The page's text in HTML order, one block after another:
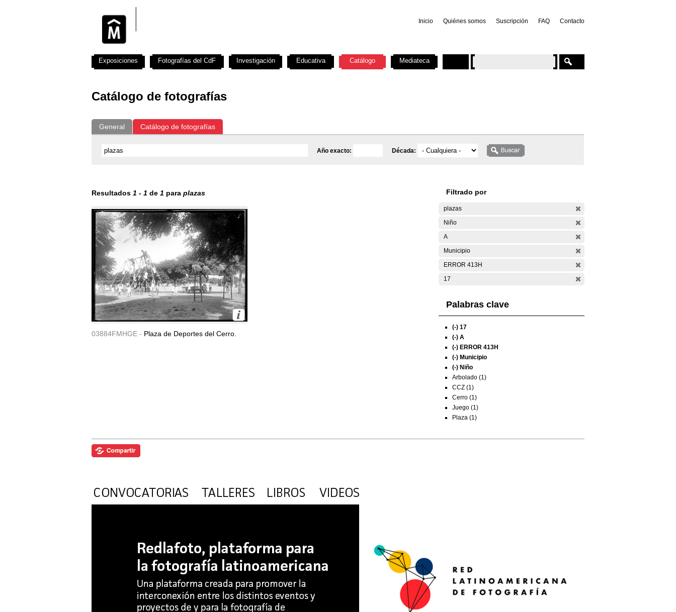
Inicio Quiénes somos Suscripción FAQ Contacto
Catálogo de fotografías
General Catálogo de fotografías
Año exacto: Década:
Resultados 1 - 1 de 1 para plazas
03884FMHGE - Plaza de Deportes del Cerro.
Filtrado por
plazas
Niño
A
Municipio
ERROR 413H
17
Palabras clave
(-) 17
(-) A
(-) ERROR 413H
(-) Municipio
(-) Niño
Arbolado (1)
CCZ (1)
Cerro (1)
Juego (1)
Plaza (1)
Exposiciones Fotografías del CdF Investigación Educativa Catálogo Mediateca